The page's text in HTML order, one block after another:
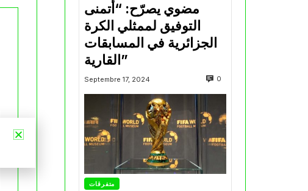
مضوي يصرّح: “أتمنى
التوفيق لممثلي الكرة
الجزائرية في المسابقات
القارية”
Septembre 17, 2024 0
متفرقات